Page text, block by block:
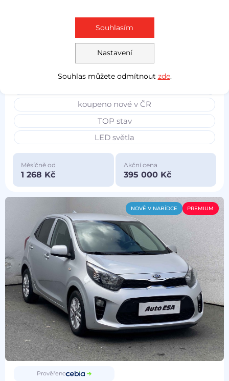
2024
koupeno nové v ČR
TOP stav
LED světla
Měsíčně od
1 268 Kč
Akční cena
395 000 Kč
NOVĚ V NABÍDCE PREMIUM
Prověřeno
Nastavení
Souhlasím
Souhlas můžete odmítnout zde.